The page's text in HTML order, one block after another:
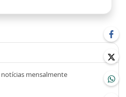
notícias mensalmente